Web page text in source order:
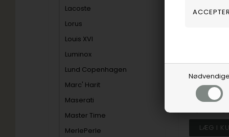
Nødvendige
Lacoste
Lorus
Louis XVI
Luminox
Lund Copenhagen
Marc' Harit
Maserati
Master Time
MerlePerle
2.066,00